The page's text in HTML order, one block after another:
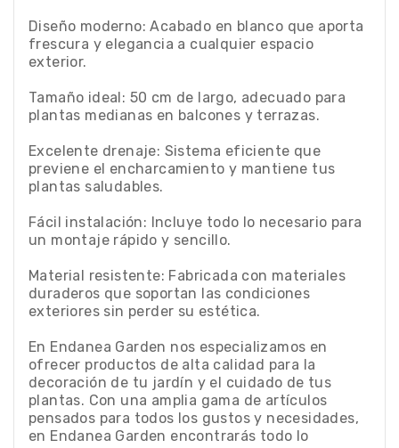
Diseño moderno: Acabado en blanco que aporta
frescura y elegancia a cualquier espacio
exterior.
Tamaño ideal: 50 cm de largo, adecuado para
plantas medianas en balcones y terrazas.
Excelente drenaje: Sistema eficiente que
previene el encharcamiento y mantiene tus
plantas saludables.
Fácil instalación: Incluye todo lo necesario para
un montaje rápido y sencillo.
Material resistente: Fabricada con materiales
duraderos que soportan las condiciones
exteriores sin perder su estética.
En Endanea Garden nos especializamos en
ofrecer productos de alta calidad para la
decoración de tu jardín y el cuidado de tus
plantas. Con una amplia gama de artículos
pensados para todos los gustos y necesidades,
en Endanea Garden encontrarás todo lo